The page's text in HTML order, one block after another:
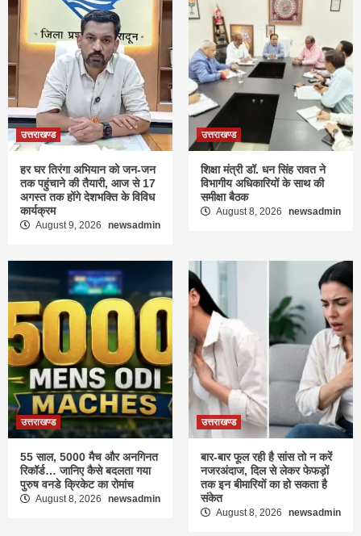
उत्तराखण्ड
हर घर तिरंगा अभियान को जन-जन
तक पहुंचाने की तैयारी, आज से 17
अगस्त तक होंगे देशभक्ति के विविध
कार्यक्रम
August 9, 2026 newsadmin
उत्तराखण्ड
शिक्षा मंत्री डॉ. धन सिंह रावत ने
विभागीय अधिकारियों के साथ की
समीक्षा बैठक
August 8, 2026 newsadmin
उत्तराखण्ड
55 साल, 5000 मैच और अनगिनत
रिकॉर्ड… जानिए कैसे बदलता गया
पुरुष वनडे क्रिकेट का रोमांच
August 8, 2026 newsadmin
उत्तराखण्ड
बार-बार फूल रही है सांस तो न करें
नजरअंदाज, दिल से लेकर फेफड़ों
तक इन बीमारियों का हो सकता है
संकेत
August 8, 2026 newsadmin